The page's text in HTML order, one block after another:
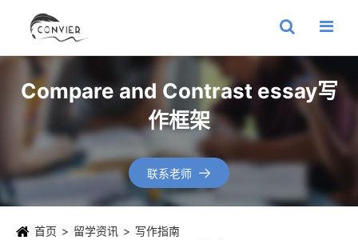
Compare and Contrast essay写
作框架
联系老师 
首页 留学资讯
写作指南